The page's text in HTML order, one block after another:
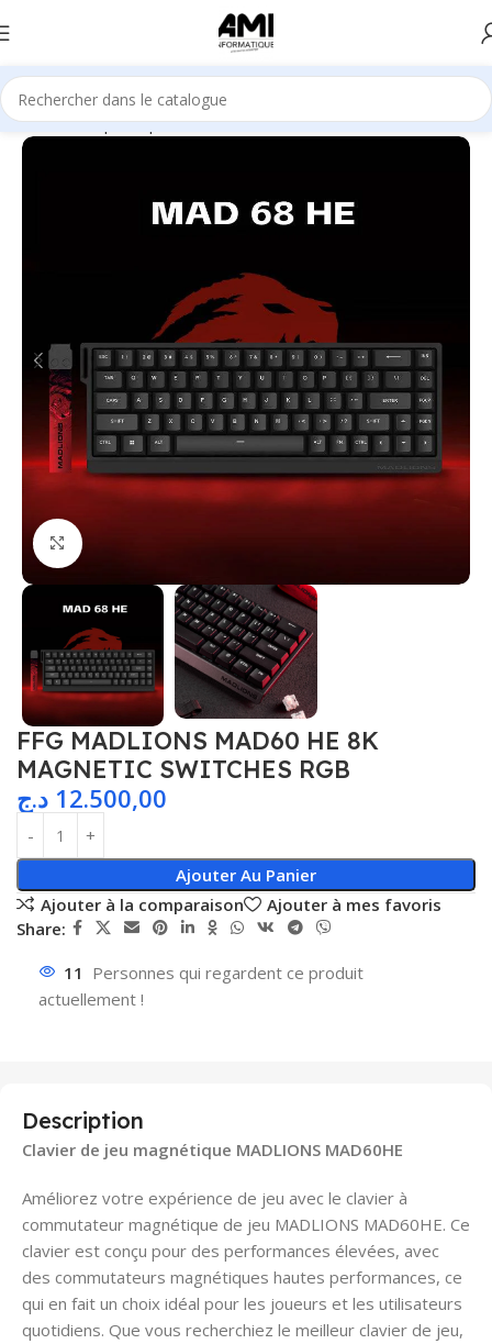
Accueil Périphériques Claviers
Agrandir
FFG MADLIONS MAD60 HE 8K
MAGNETIC SWITCHES RGB
12.500,00 د.ج
Ajouter Au Panier
Ajouter à la comparaison
Ajouter à mes favoris
Share:
11 Personnes qui regardent ce produit
actuellement !
Description
Clavier de jeu magnétique MADLIONS MAD60HE
Améliorez votre expérience de jeu avec le clavier à
commutateur magnétique de jeu MADLIONS MAD60HE. Ce
clavier est conçu pour des performances élevées, avec
des commutateurs magnétiques hautes performances, ce
qui en fait un choix idéal pour les joueurs et les utilisateurs
quotidiens. Que vous recherchiez le meilleur clavier de jeu,